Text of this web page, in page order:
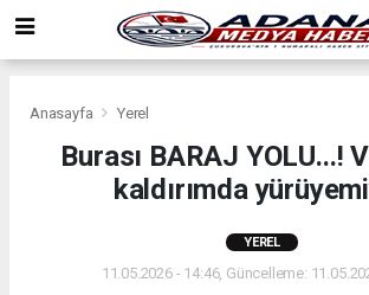
Anasayfa Yerel
Burası BARAJ YOLU...!
kaldırımda
YEREL
11.05.2026 - 14:46, Güncelleme: